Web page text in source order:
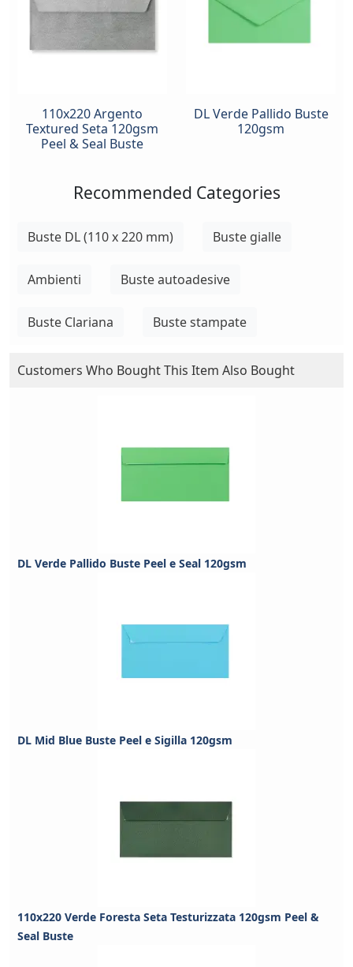
110x220 Argento
Textured Seta 120gsm
Peel & Seal Buste
DL Verde Pallido Buste
120gsm
Recommended Categories
Buste DL (110 x 220 mm) Buste gialle
Ambienti Buste autoadesive
Buste Clariana Buste stampate
Customers Who Bought This Item Also Bought
DL Verde Pallido Buste Peel e Seal 120gsm
DL Mid Blue Buste Peel e Sigilla 120gsm
110x220 Verde Foresta Seta Testurizzata 120gsm Peel &
Seal Buste